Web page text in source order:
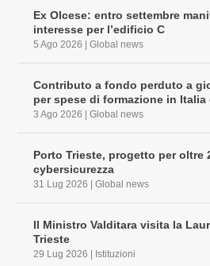
Ex Olcese: entro settembre
interesse per l’edificio C
5 Ago 2026 |Global news
Contributo a fondo perduto a
per spese di formazione in Italia
3 Ago 2026 |Global news
Porto Trieste, progetto per oltre
cybersicurezza
31 Lug 2026 |Global news
Il Ministro Valditara visita la
Trieste
29 Lug 2026 Istituzioni